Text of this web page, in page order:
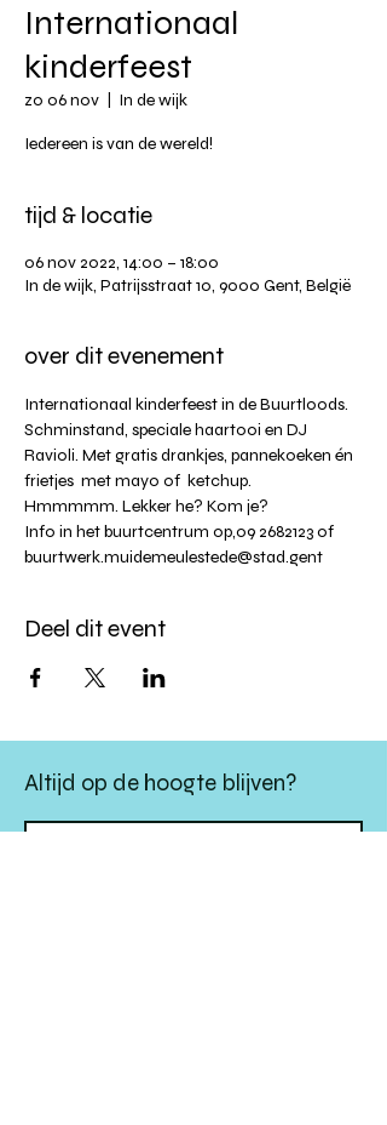
Internationaal
kinderfeest
zo 06 nov In de wijk
Iedereen is van de wereld!
tijd & locatie
06 nov 2022, 14:00 – 18:00
In de wijk, Patrijsstraat 10, 9000 Gent, België
over dit evenement
Internationaal kinderfeest in de Buurtloods.
Schminstand, speciale haartooi en DJ
Ravioli. Met gratis drankjes, pannekoeken én
frietjes  met mayo of  ketchup.
Hmmmmm. Lekker he? Kom je?
Info in het buurtcentrum op,09 2682123 of
buurtwerk.muidemeulestede@stad.gent
Deel dit event
Altijd op de hoogte blijven?